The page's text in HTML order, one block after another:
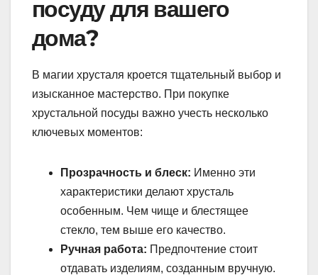
посуду для вашего
дома?
В магии хрусталя кроется тщательный выбор и
изысканное мастерство. При покупке
хрустальной посуды важно учесть несколько
ключевых моментов:
Прозрачность и блеск: Именно эти
характеристики делают хрусталь
особенным. Чем чище и блестящее
стекло, тем выше его качество.
Ручная работа: Предпочтение стоит
отдавать изделиям, созданным вручную.